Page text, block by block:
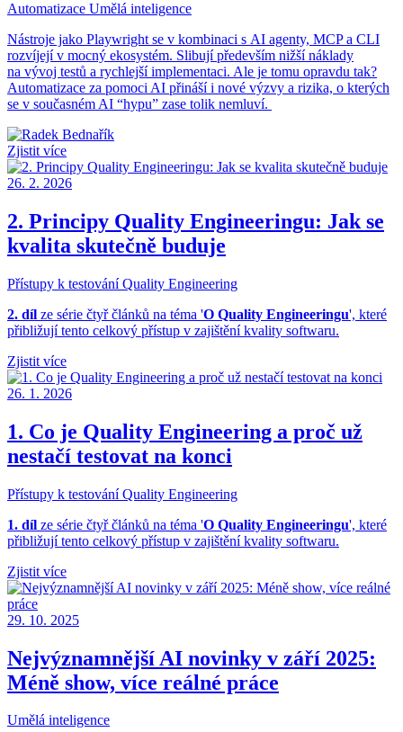
Automatizace Umělá inteligence
Nástroje jako Playwright se v kombinaci s AI agenty, MCP a CLI
rozvíjejí v mocný ekosystém. Slibují především nižší náklady
na vývoj testů a rychlejší implementaci. Ale je tomu opravdu tak?
Automatizace za pomoci AI přináší i nové výzvy a rizika, o kterých
se v současném AI “hypu” zase tolik nemluví.
Zjistit více
26. 2. 2026
2. Principy Quality Engineeringu: Jak se
kvalita skutečně buduje
Přístupy k testování Quality Engineering
2. díl ze série čtyř článků na téma 'O Quality Engineeringu', které
přibližují tento celkový přístup v zajištění kvality softwaru.
Zjistit více
26. 1. 2026
1. Co je Quality Engineering a proč už
nestačí testovat na konci
Přístupy k testování Quality Engineering
1. díl ze série čtyř článků na téma 'O Quality Engineeringu', které
přibližují tento celkový přístup v zajištění kvality softwaru.
Zjistit více
29. 10. 2025
Nejvýznamnější AI novinky v září 2025:
Méně show, více reálné práce
Umělá inteligence